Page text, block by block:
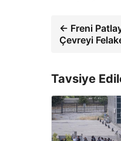
← Freni
Çevreyi
Tavsiye